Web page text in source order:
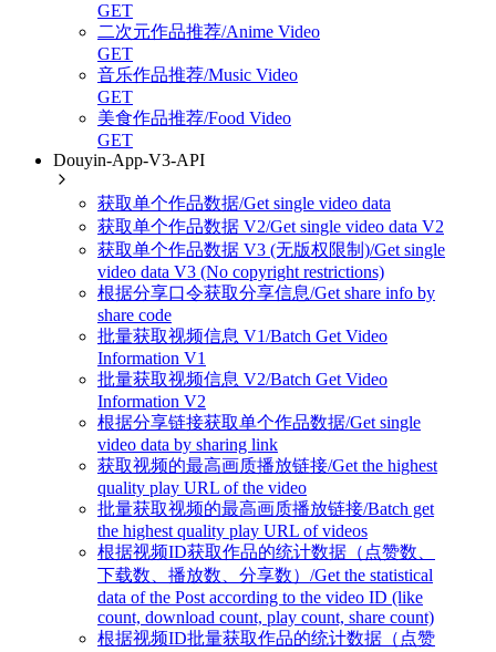
GET
二次元作品推荐/Anime Video
GET
音乐作品推荐/Music Video
GET
美食作品推荐/Food Video
GET
Douyin-App-V3-API
获取单个作品数据/Get single video data
获取单个作品数据 V2/Get single video data V2
获取单个作品数据 V3 (无版权限制)/Get single
video data V3 (No copyright restrictions)
根据分享口令获取分享信息/Get share info by
share code
批量获取视频信息 V1/Batch Get Video
Information V1
批量获取视频信息 V2/Batch Get Video
Information V2
根据分享链接获取单个作品数据/Get single
video data by sharing link
获取视频的最高画质播放链接/Get the highest
quality play URL of the video
批量获取视频的最高画质播放链接/Batch get
the highest quality play URL of videos
根据视频ID获取作品的统计数据（点赞数、
下载数、播放数、分享数）/Get the statistical
data of the Post according to the video ID (like
count, download count, play count, share count)
根据视频ID批量获取作品的统计数据（点赞